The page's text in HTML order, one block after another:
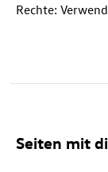
Rechte:
Seiten mit